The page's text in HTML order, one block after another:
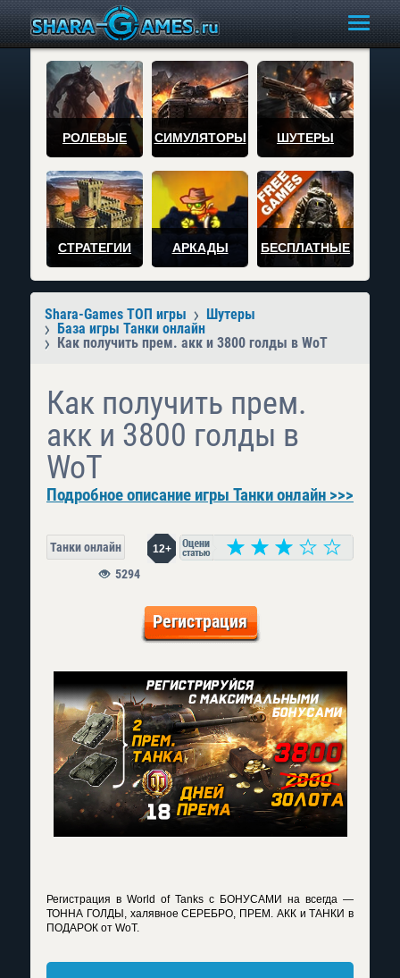
РОЛЕВЫЕ СИМУЛЯТОРЫ ШУТЕРЫ
СТРАТЕГИИ АРКАДЫ БЕСПЛАТНЫЕ
Shara-Games ТОП игры
Шутеры
База игры Танки онлайн
Как получить прем. акк и 3800 голды в WoT
Как получить прем.
акк и 3800 голды в
WoT
Подробное описание игры Танки онлайн >>>
Танки онлайн 12+
5294
Регистрация
Регистрация в World of Tanks c БОНУСАМИ на всегда —
ТОННА ГОЛДЫ, халявное СЕРЕБРО, ПРЕМ. АКК и ТАНКИ в
ПОДАРОК от WoT.